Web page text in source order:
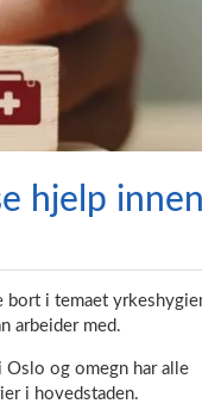
hjelp innen
bort i temaet
arbeider med.
Oslo og omegn har alle
i hovedstaden.